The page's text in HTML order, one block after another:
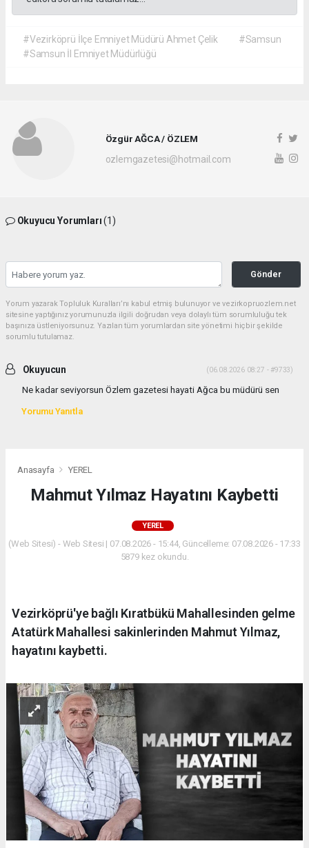
#Vezirköprü İlçe Emniyet Müdürü Ahmet Çelik
#Samsun
#Samsun İl Emniyet Müdürlüğü
Özgür AĞCA / ÖZLEM
ozlemgazetesi@hotmail.com
Okuyucu Yorumları(1)
Gönder
Yorum yazarak Topluluk Kuralları’nı kabul etmiş bulunuyor ve vezirkopruozlem.net
sitesine yaptığınız yorumunuzla ilgili doğrudan veya dolaylı tüm sorumluluğu tek
başınıza üstleniyorsunuz. Yazılan tüm yorumlardan site yönetimi hiçbir şekilde
sorumlu tutulamaz.
Okuyucun (06.08.2026 08:27 - #9733)
Ne kadar seviyorsun Özlem gazetesi hayati Ağca bu müdürü sen
Yorumu Yanıtla
Anasayfa YEREL
Mahmut Yılmaz Hayatını Kaybetti
YEREL
(Web Sitesi) - Web Sitesi | 07.08.2026 - 15:44, Güncelleme: 07.08.2026 - 17:33
5879 kez okundu.
Vezirköprü'ye bağlı Kıratbükü Mahallesinden gelme
Atatürk Mahallesi sakinlerinden Mahmut Yılmaz,
hayatını kaybetti.